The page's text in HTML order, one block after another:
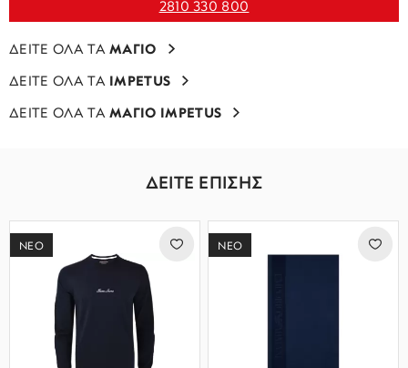
2810 330 800
ΔΕΙΤΕ ΟΛΑ ΤΑΜΑΓΙΟ
ΔΕΙΤΕ ΟΛΑ ΤΑ IMPETUS
ΔΕΙΤΕ ΟΛΑ ΤΑΜΑΓΙΟ IMPETUS
ΔΕΙΤΕ ΕΠΙΣΗΣ
ΝΕΟ ΝΕΟ